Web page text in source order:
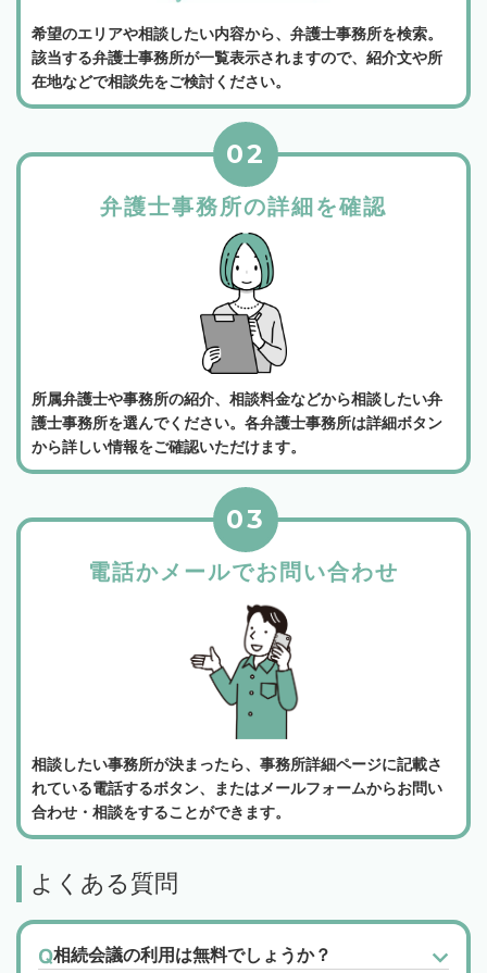
希望のエリアや相談したい内容から、弁護士事務所を検索。
該当する弁護士事務所が一覧表示されますので、紹介文や所
在地などで相談先をご検討ください。
弁護士事務所の詳細を確認
02
所属弁護士や事務所の紹介、相談料金などから相談したい弁
護士事務所を選んでください。各弁護士事務所は詳細ボタン
から詳しい情報をご確認いただけます。
電話かメールでお問い合わせ
03
相談したい事務所が決まったら、事務所詳細ページに記載さ
れている電話するボタン、またはメールフォームからお問い
合わせ・相談をすることができます。
よくある質問
相続会議の利用は無料でしょうか？